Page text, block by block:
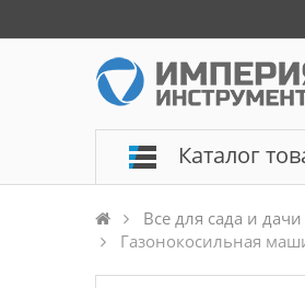
Каталог
Все для сада и дачи
Газонокосильная